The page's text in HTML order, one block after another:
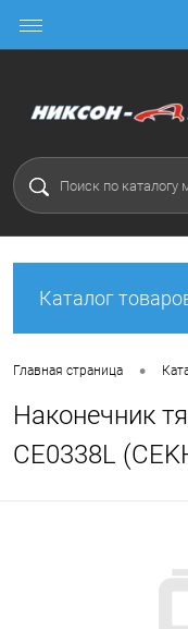
Каталог
Главная страница •
Наконечник
CE0338L